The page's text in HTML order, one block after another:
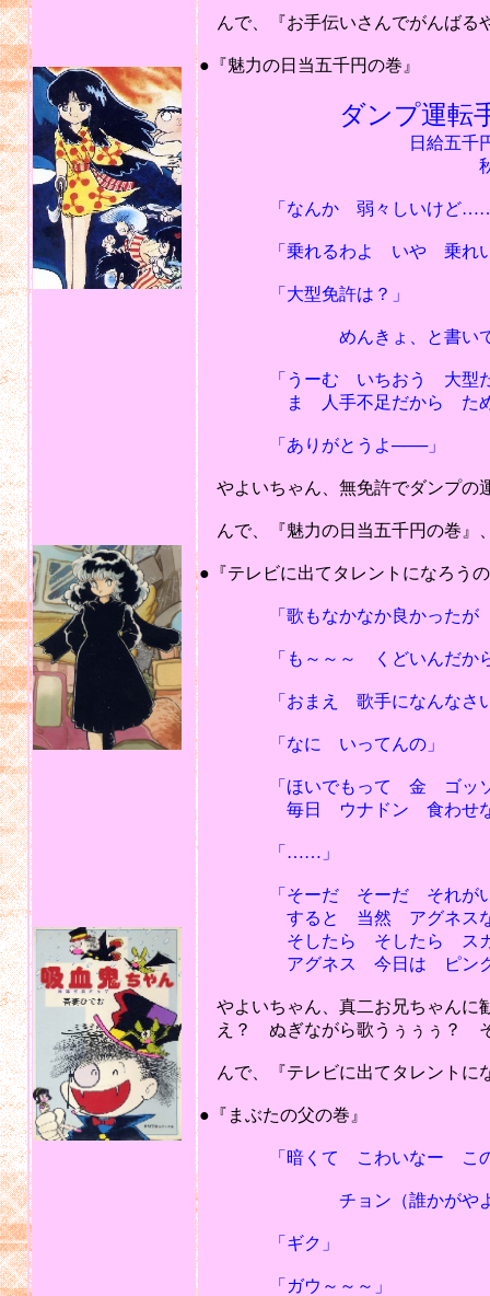
んで、『お手伝いさんでがんばる
●『魅力の日当五千円の巻』
ダンプ運転
日給五千円以
秋田建
「なんか 弱々しいけど……
「乗れるわよ いや 乗れい
「大型免許は？」
めんきょ、と書いてあ
「うーむ いちおう 大型
ま 人手不足だから ためし
「ありがとうよ───」
やよいちゃん、無免許でダンプの
んで、『魅力の日当五千円の巻』
●『テレビに出てタレントになろう
「歌もなかなか良かったが
「も～～～ くどいんだか
「おまえ 歌手になんなさい
「なに いってんの」
「ほいでもって 金 ゴッソ
毎日 ウナドン 食わせなさ
「……」
「そーだ そーだ それがいい
すると 当然 アグネスなん
そしたら そしたら スカー
アグネス 今日は ピンク
やよいちゃん、真二お兄ちゃんに
え？ ぬぎながら歌うぅぅぅ？ そ
んで、『テレビに出てタレントに
●『まぶたの父の巻』
「暗くて こわいなー この
チョン（誰かがやよいち
「ギク」
「ガウ～～～」